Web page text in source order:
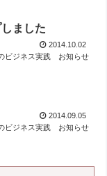
ました
2014.10.02
ビジネス実践
お知らせ
2014.09.05
ビジネス実践
お知らせ